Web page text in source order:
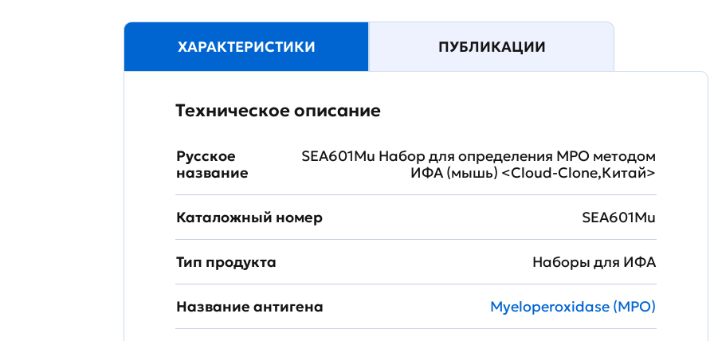
ХАРАКТЕРИСТИКИ ПУБЛИКАЦИИ
Техническое описание
Русское
название
SEA601Mu Набор для определения MPO методом
ИФА (мышь) <Cloud-Clone,Китай>
Каталожный номер SEA601Mu
Тип продукта Наборы для ИФА
Название антигена Myeloperoxidase (MPO)